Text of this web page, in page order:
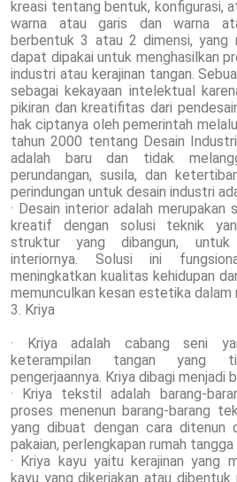
kreasi tentang bentuk, konfigurasi,
warna atau garis dan warna
berbentuk 3 atau 2 dimensi, yang
dapat dipakai untuk menghasilkan
industri atau kerajinan tangan.
sebagai kekayaan intelektual
pikiran dan kreatifitas dari
hak ciptanya oleh pemerintah
tahun 2000 tentang Desain
adalah baru dan tidak
perundangan, susila, dan
perindungan untuk desain industri
· Desain interior adalah merupakan
kreatif dengan solusi teknik
struktur yang dibangun, untuk
interiornya. Solusi ini
meningkatkan kualitas kehidupan
memunculkan kesan estetika dalam
3. Kriya
· Kriya adalah cabang seni
keterampilan tangan yang
pengerjaannya. Kriya dibagi menjadi
· Kriya tekstil adalah barang-
proses menenun barang-barang
yang dibuat dengan cara ditenun
pakaian, perlengkapan rumah tangga
· Kriya kayu yaitu kerajinan yang
kayu yang dikerjakan atau